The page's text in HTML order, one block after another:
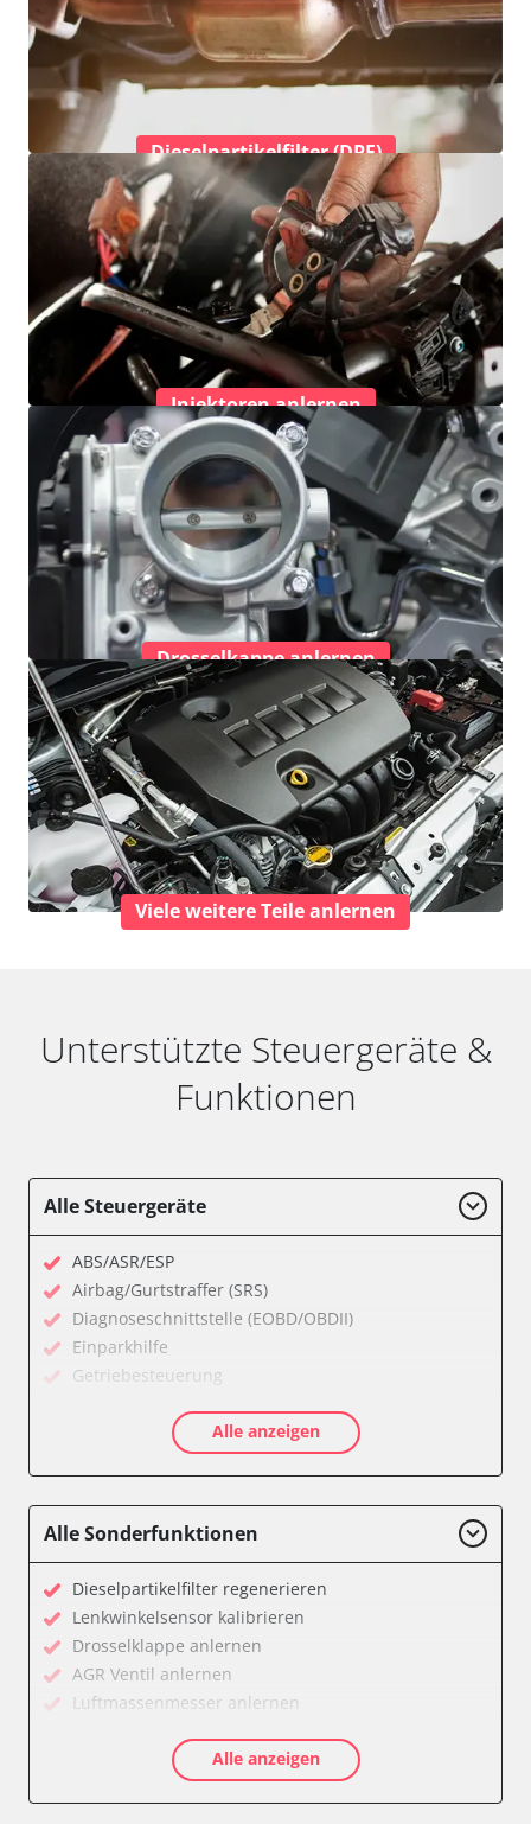
Dieselpartikelfilter (DPF)
Injektoren anlernen
Drosselkappe anlernen
Viele weitere Teile anlernen
Unterstützte Steuergeräte &
Funktionen
Alle Steuergeräte
ABS/ASR/ESP
Airbag/Gurtstraffer (SRS)
Diagnoseschnittstelle (EOBD/OBDII)
Einparkhilfe
Getriebesteuerung
Kombiinstrument
Soundsystem
Start Authentifikation
Türsteuergerät vorne links
Türsteuergerät vorne rechts
Wegfahrsperre
Zentralelektronik
Verfügbarkeit abhängig von Modell, Motorisierung, Ausstattung
Alle anzeigen
Alle Sonderfunktionen
Dieselpartikelfilter regenerieren
Lenkwinkelsensor kalibrieren
Drosselklappe anlernen
AGR Ventil anlernen
Luftmassenmesser anlernen
Ölservicerückstellung
Anpassungsparameter zurücksetzen
Alle anzeigen